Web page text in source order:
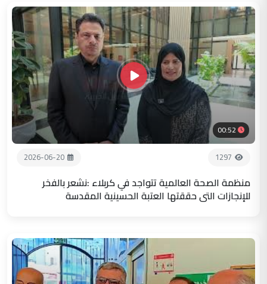
00:52
1297
2026-06-20
منظمة الصحة العالمية تتواجد في كربلاء :نشعر بالفخر
للإنجازات التي حققتها العتبة الحسينية المقدسة